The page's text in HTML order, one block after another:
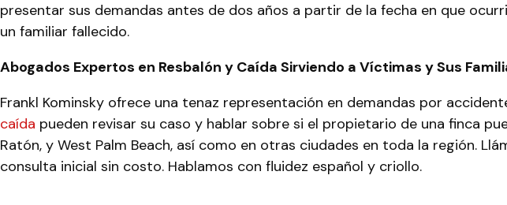
presentar sus demandas antes de dos años a partir de la fecha en que
un familiar fallecido.
Abogados Expertos en Resbalón y Caída Sirviendo a Víctimas y Sus
Frankl Kominsky ofrece una tenaz representación en demandas por
caída pueden revisar su caso y hablar sobre si el propietario de una finca
Ratón, y West Palm Beach, así como en otras ciudades en toda la región.
consulta inicial sin costo. Hablamos con fluidez español y criollo.